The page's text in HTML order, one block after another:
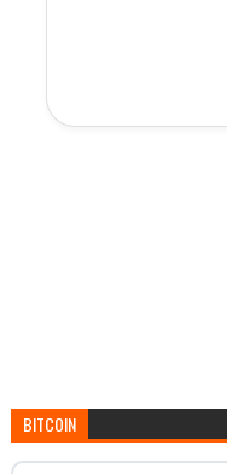
BITCOIN